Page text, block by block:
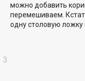
можно добавить
перемешиваем.
одну столовую ложку